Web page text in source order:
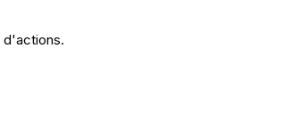
d'actions.